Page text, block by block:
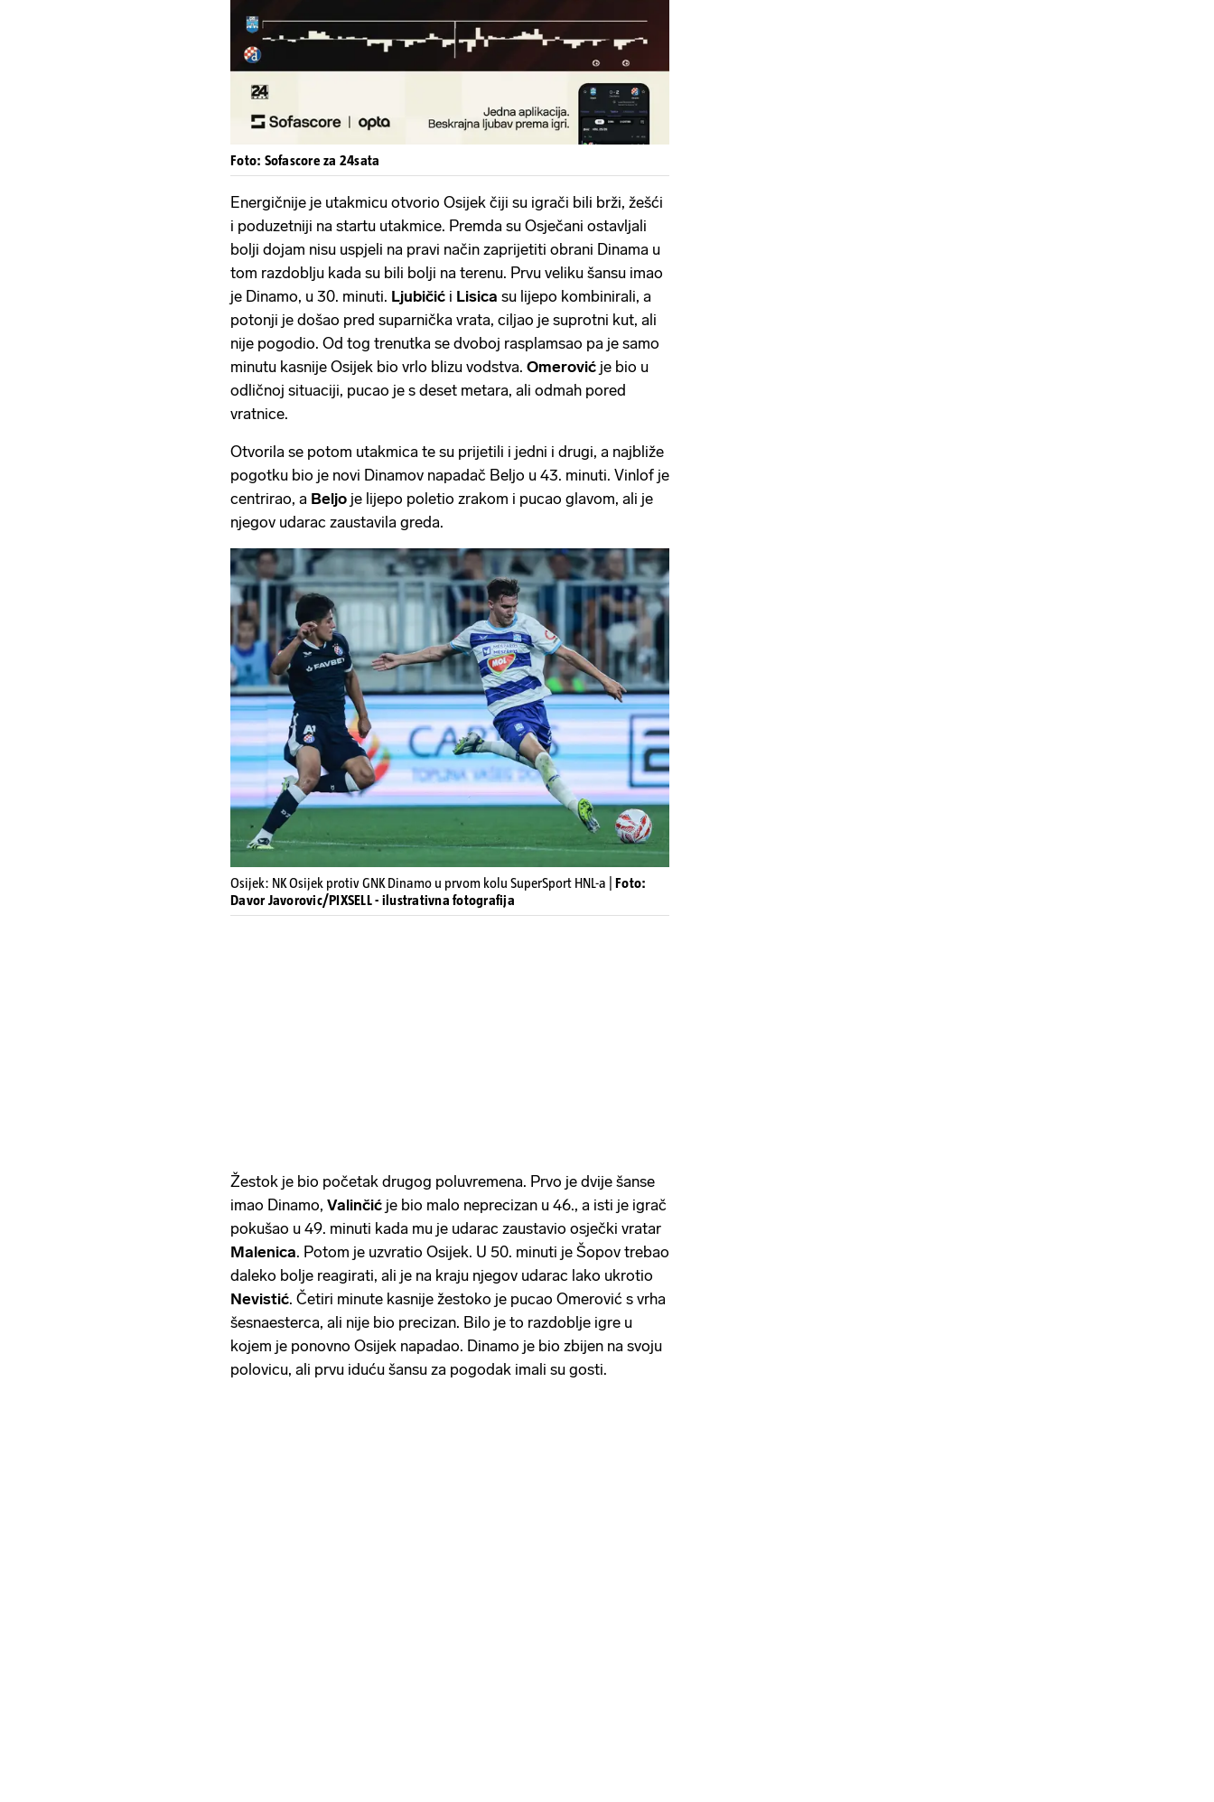
Foto: Sofascore za 24sata
Energičnije je utakmicu otvorio Osijek čiji su igrači bili brži, žešći
i poduzetniji na startu utakmice. Premda su Osječani ostavljali
bolji dojam nisu uspjeli na pravi način zaprijetiti obrani Dinama u
tom razdoblju kada su bili bolji na terenu. Prvu veliku šansu imao
je Dinamo, u 30. minuti. Ljubičić i Lisica su lijepo kombinirali, a
potonji je došao pred suparnička vrata, ciljao je suprotni kut, ali
nije pogodio. Od tog trenutka se dvoboj rasplamsao pa je samo
minutu kasnije Osijek bio vrlo blizu vodstva. Omerović je bio u
odličnoj situaciji, pucao je s deset metara, ali odmah pored
vratnice.
Otvorila se potom utakmica te su prijetili i jedni i drugi, a najbliže
pogotku bio je novi Dinamov napadač Beljo u 43. minuti. Vinlof je
centrirao, a Beljo je lijepo poletio zrakom i pucao glavom, ali je
njegov udarac zaustavila greda.
Osijek: NK Osijek protiv GNK Dinamo u prvom kolu SuperSport HNL-a | Foto:
Davor Javorovic/PIXSELL - ilustrativna fotografija
Žestok je bio početak drugog poluvremena. Prvo je dvije šanse
imao Dinamo, Valinčić je bio malo neprecizan u 46., a isti je igrač
pokušao u 49. minuti kada mu je udarac zaustavio osječki vratar
Malenica. Potom je uzvratio Osijek. U 50. minuti je Šopov trebao
daleko bolje reagirati, ali je na kraju njegov udarac lako ukrotio
Nevistić. Četiri minute kasnije žestoko je pucao Omerović s vrha
šesnaesterca, ali nije bio precizan. Bilo je to razdoblje igre u
kojem je ponovno Osijek napadao. Dinamo je bio zbijen na svoju
polovicu, ali prvu iduću šansu za pogodak imali su gosti.